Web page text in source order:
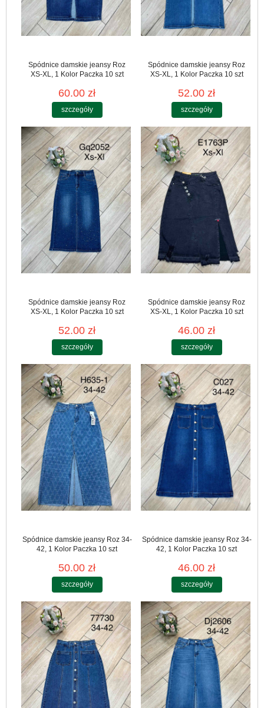
Spódnice damskie jeansy Roz
XS-XL, 1 Kolor Paczka 10 szt
60.00 zł
szczegóły
Spódnice damskie jeansy Roz
XS-XL, 1 Kolor Paczka 10 szt
52.00 zł
szczegóły
Spódnice damskie jeansy Roz
XS-XL, 1 Kolor Paczka 10 szt
52.00 zł
szczegóły
Spódnice damskie jeansy Roz
XS-XL, 1 Kolor Paczka 10 szt
46.00 zł
szczegóły
Spódnice damskie jeansy Roz 34-
42, 1 Kolor Paczka 10 szt
50.00 zł
szczegóły
Spódnice damskie jeansy Roz 34-
42, 1 Kolor Paczka 10 szt
46.00 zł
szczegóły